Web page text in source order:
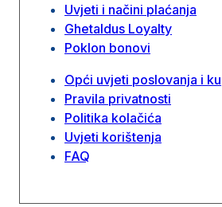
Uvjeti i načini plaćanja
Ghetaldus Loyalty
Poklon bonovi
Opći uvjeti poslovanja i
Pravila privatnosti
Politika kolačića
Uvjeti korištenja
FAQ